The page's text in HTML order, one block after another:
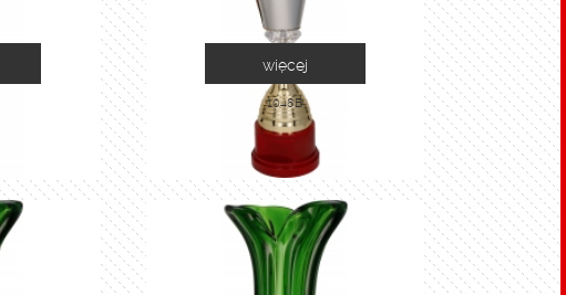
1048B
więcej